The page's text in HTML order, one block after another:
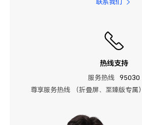
热线支持
服务热线
95030
尊享服务热线 （折叠屏、至臻版专属）